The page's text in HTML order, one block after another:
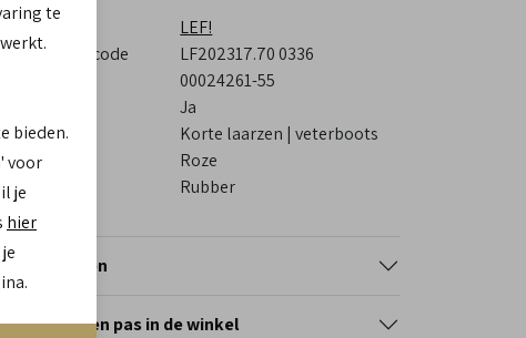
Merk
LEF!
Leveranciercode
LF202317.70 0336
00024261-55
Ja
Categorie
Korte laarzen | veterboots
Kleur
Roze
Zool
Rubber
Retourneren
Reserveer en pas in de winkel
te
bieden.
voor
je
hier